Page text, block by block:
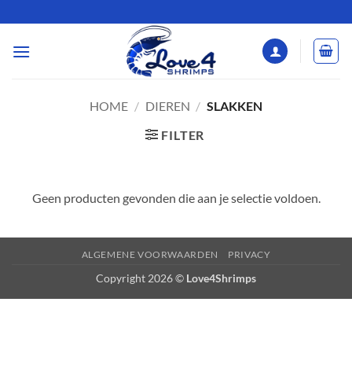
naar
inhoud
HOME / DIEREN / SLAKKEN
FILTER
Geen producten gevonden die aan je selectie voldoen.
ALGEMENE VOORWAARDEN PRIVACY
Copyright 2026 © Love4Shrimps